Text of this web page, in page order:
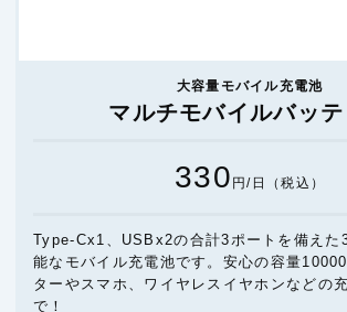
大容量モバイル充電池
マルチモバイルバッ
330 円/日（税込）
Type-Cx1、USBx2の合計3ポートを備えた
能なモバイル充電池です。安心の容量
ターやスマホ、ワイヤレスイヤホンなどの
で！